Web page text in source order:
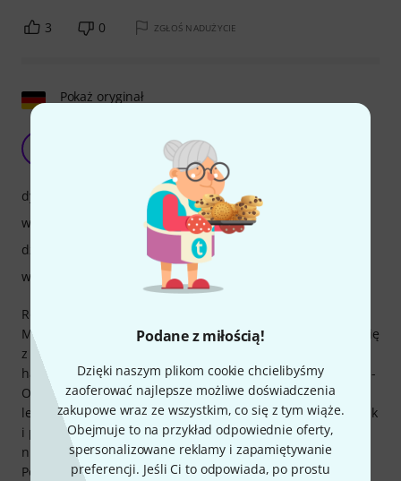
Podane z miłością!
Dzięki naszym plikom cookie chcielibyśmy
zaoferować najlepsze możliwe doświadczenia
zakupowe wraz ze wszystkim, co się z tym wiąże.
Obejmuje to na przykład odpowiednie oferty,
spersonalizowane reklamy i zapamiętywanie
preferencji. Jeśli Ci to odpowiada, po prostu
3 0 ZGŁOŚ NADUŻYCIE
Pokaż oryginał
Świetny stosunek jakości do ceny
Bine R. 27.12.2019
Róg jest używany w orkiestrach dętych i zespołach dętych.
Ma bardzo ładne, miękkie brzmienie i dobrze komponuje się
z brzmieniem orkiestry dętej (442 Hz). Instrument bardzo
harmonijnie współpracuje z moim ustnikiem (Alliance WFM-
OF2 Alto Horn GR). Pokrowiec na klakson jest stosunkowo
lekki i można go używać zarówno z paskiem do noszenia, jak
i paskami plecaka. Wada: spust jest umiejscowiony
niewygodnie, co utrudnia dostęp do klucza wodnego.
Posrebrzanie sprawia, że instrument wygląda bardzo
dynamika
właściwości
dźwięk
wykończenie